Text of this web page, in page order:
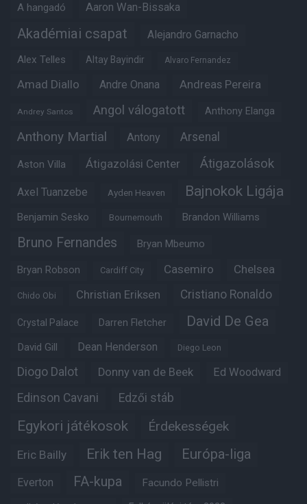
A hangadó Aaron Wan-Bissaka
Akadémiai csapat Alejandro Garnacho
Alex Telles Altay Bayindir Alvaro Fernandez
Amad Diallo Andre Onana Andreas Pereira
Andrey Santos Angol válogatott Anthony Elanga
Anthony Martial Antony Arsenal
Aston Villa Átigazolási Center Átigazolások
Axel Tuanzebe Ayden Heaven Bajnokok Ligája
Benjamin Sesko Bournemouth Brandon Williams
Bruno Fernandes Bryan Mbeumo
Bryan Robson Cardiff City Casemiro Chelsea
Chido Obi Christian Eriksen Cristiano Ronaldo
Crystal Palace Darren Fletcher David De Gea
David Gill Dean Henderson Diego Leon
Diogo Dalot Donny van de Beek Ed Woodward
Edinson Cavani Edzői stáb
Egykori játékosok Érdekességek
Eric Bailly Erik ten Hag Európa-liga
Everton FA-kupa Facundo Pellistri